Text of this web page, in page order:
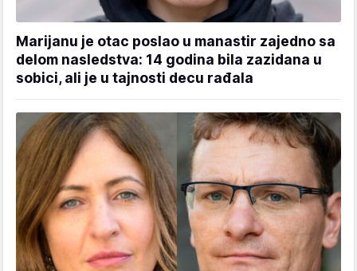
Marijanu je otac poslao u manastir zajedno sa
delom nasledstva: 14 godina bila zazidana u
sobici, ali je u tajnosti decu rađala